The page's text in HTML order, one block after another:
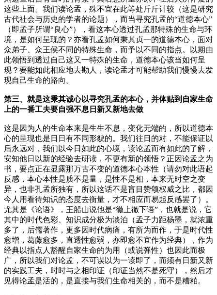
这些上面。我们读论孟，殊不宜在此等处斤斤计较（这是研究
古代社会与历史的学者的论题），而当寻究孔孟的“道德本心”
（即孟子所谓“良心”），看这本心透过孔孟那特殊的生命与环
境，是如何呈现的？亦看孔孟如何秉其贞一的道德本心，面对
众弟子、众王侯不同的特殊生命，而予以不同的指点。以期由
此领悟到透过自己这又一特殊的生命，道德本心该当如何呈
现？要能如此相应地去勘人，读论孟才可能帮助我们慢慢去发
现自己生命的路向。
第三、就是这秉其诚心以寻究孔孟的本心，并体贴到自家生命
上的一番工夫要自强不息日新又新地去做
这是因为人的生命本来是生生不息，变化无端的，所以道德本
心的呈现也是日日有不同形貌的。我们往日的对，不能保证以
后永远对，我们以今日如此的心境，读论孟而有如此的了解，
安知他日以新的经验去研读，不更有新的领悟？正因论孟之为
书，要点正在显露那万古不变的道德本心本性（请勿对此语起
反感，本心本性是质不是量，是性不是相，本来无时空之变
异，也非孔孟所独有，所以这话不是盲目赞颂权威之比，都因
今人用看待知识的态度去衡量，才不相应而易起反感罢了）。
尤其是《论语》，王船山说他是“徹上徹下语”，也就是说，它
其中的时代色彩、知识成分极为淡泊（孟子力距杨墨，就浓重
多了，后儒著作，更多因时代病痛，有所为而作，于是时代性
愈增，葛藤愈多，直透性愈弱，亦即愈不宜作为经典），作为
经典以指点人豁醒自家生命的为用（或说弹性）也因此而极
广，所以我们对论孟，不可误以为一读即了，而须有日新又新
的实践工夫，时时与之相印证（印证当然不是死守），然后才
见得论孟是活的，是直接与我们生命相关的，而不是糟粕。